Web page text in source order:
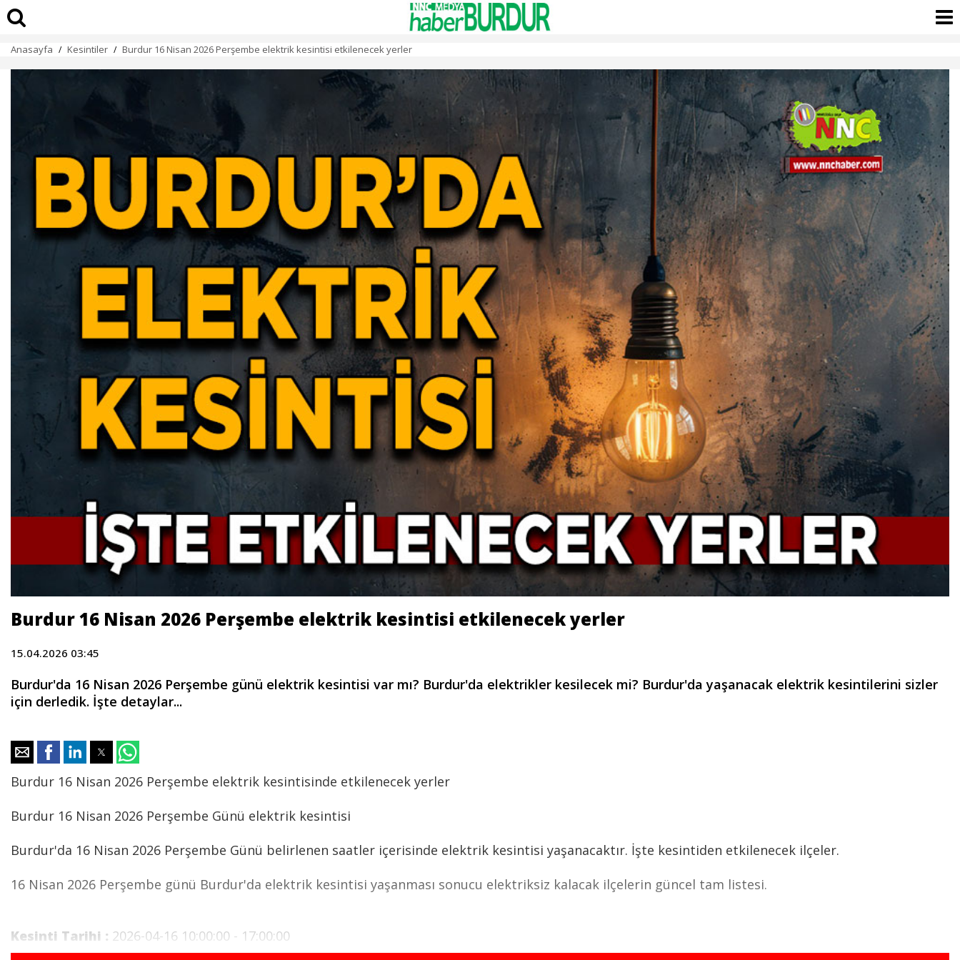
Anasayfa / Kesintiler / Burdur 16 Nisan 2026 Perşembe elektrik kesintisi etkilenecek yerler
Burdur 16 Nisan 2026 Perşembe elektrik kesintisi etkilenecek yerler
15.04.2026 03:45
Burdur'da 16 Nisan 2026 Perşembe günü elektrik kesintisi var mı? Burdur'da elektrikler kesilecek mi? Burdur'da yaşanacak elektrik kesintilerini sizler
için derledik. İşte detaylar...
Burdur 16 Nisan 2026 Perşembe elektrik kesintisinde etkilenecek yerler
Burdur 16 Nisan 2026 Perşembe Günü elektrik kesintisi
Burdur'da 16 Nisan 2026 Perşembe Günü belirlenen saatler içerisinde elektrik kesintisi yaşanacaktır. İşte kesintiden etkilenecek ilçeler.
16 Nisan 2026 Perşembe günü Burdur'da elektrik kesintisi yaşanması sonucu elektriksiz kalacak ilçelerin güncel tam listesi.
Kesinti Tarihi : 2026-04-16 10:00:00 - 17:00:00